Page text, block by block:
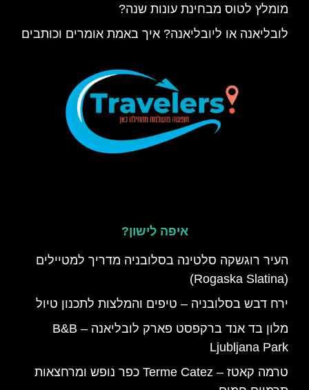
מומלץ לטוס מבחינת עונות שנה?
לובליאנה או ליובליאנה? איך באמת אומרים וכותבים
איפה לישון?
העיר רוגשקה סלטינה בסלובניה מדריך למטיילים
(Rogaska Slatina)
ירח דבש בסלובניה – טיפים והמלצות לתכנון טיול
מלון בד אנד ברקפסט פארק לובליאנה – B&B
Ljubljana Park
טרמה קאטז – Terme Catez כפר נופש ומרחצאות